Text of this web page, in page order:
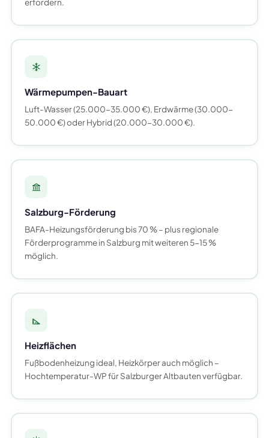
erfordern.
Wärmepumpen-Bauart
Luft-Wasser (25.000-35.000 €), Erdwärme (30.000-
50.000 €) oder Hybrid (20.000-30.000 €).
Salzburg-Förderung
BAFA-Heizungsförderung bis 70 % – plus regionale
Förderprogramme in Salzburg mit weiteren 5-15 %
möglich.
Heizflächen
Fußbodenheizung ideal, Heizkörper auch möglich –
Hochtemperatur-WP für Salzburger Altbauten verfügbar.